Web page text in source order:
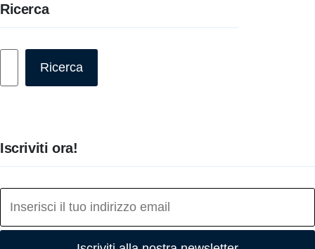
Ricerca
Ricerca
Iscriviti ora!